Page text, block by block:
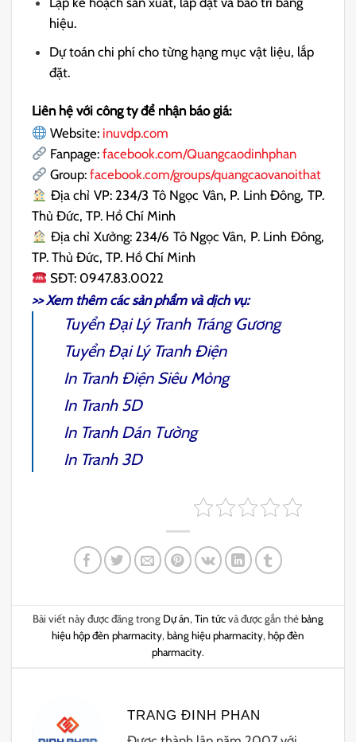
hiệu.
Dự toán chi phí cho từng hạng mục vật liệu, lắp
đặt.
Liên hệ với công ty để nhận báo giá:
Website: inuvdp.com
Fanpage: facebook.com/Quangcaodinhphan
Group:facebook.com/groups/quangcaovanoithat
Địa chỉ VP: 234/3 Tô Ngọc Vân, P. Linh Đông, TP.
Thủ Đức, TP. Hồ Chí Minh
Địa chỉ Xưởng: 234/6 Tô Ngọc Vân, P. Linh Đông,
TP. Thủ Đức, TP. Hồ Chí Minh
SĐT: 0947.83.0022
>> Xem thêm các sản phẩm và dịch vụ:
Tuyển Đại Lý Tranh Tráng Gương
Tuyển Đại Lý Tranh Điện
In Tranh ĐiệnSiêu Mỏng
In Tranh 5D
In Tranh Dán Tường
In Tranh 3D
Bài viết này được đăng trong Dự án,Tin tứcvà được gắn thẻbảng
hiệu hộp đèn pharmacity,bảng hiệu pharmacity,hộp đèn
pharmacity.
TRANG ĐINH PHAN